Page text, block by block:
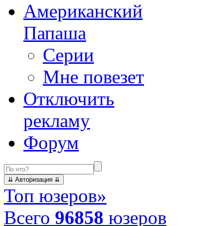
Американский
Папаша
Серии
Мне повезет
Отключить
рекламу
Форум
Топ юзеров»
Всего 96858 юзеров